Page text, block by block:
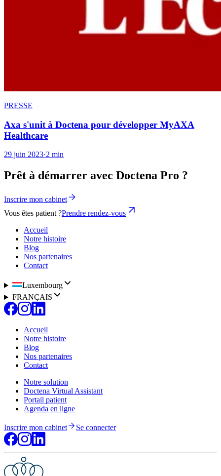
PRESSE
Axa s'unit à Doctena pour développer MyAXA
Healthcare
29 juin 2023·2 min
Prêt à démarrer avec Doctena Pro ?
Inscrire mon cabinet
Vous êtes patient ?Prendre rendez-vous
Accueil
Notre histoire
Blog
Nos partenaires
Contact
Luxembourg
FRANÇAIS
Accueil
Notre histoire
Blog
Nos partenaires
Contact
Notre solution
Doctena Virtual Assistant
Portail patient
Agenda en ligne
Inscrire mon cabinet Se connecter